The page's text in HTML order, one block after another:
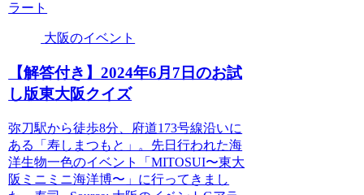
ラート
大阪のイベント
【解答付き】2024年6月7日のお試
し版東大阪クイズ
弥刀駅から徒歩8分、府道173号線沿いに
ある「寿しまつもと」。先日行われた海
洋生物一色のイベント「MITOSUI〜東大
阪ミニミニ海洋博〜」に行ってきまし